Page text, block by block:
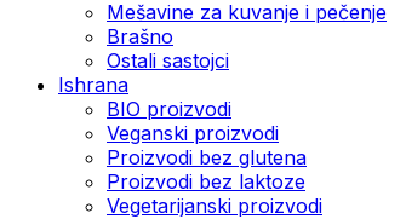
Mešavine za kuvanje i pečenje
Brašno
Ostali sastojci
Ishrana
BIO proizvodi
Veganski proizvodi
Proizvodi bez glutena
Proizvodi bez laktoze
Vegetarijanski proizvodi